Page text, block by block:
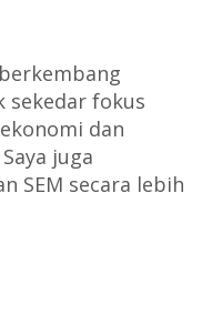
sekedar fokus
dan
juga
SEM secara lebih